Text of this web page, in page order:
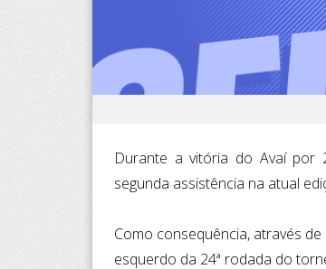
Durante a vitória do Avaí por
segunda assistência na atual
Como consequência, através
esquerdo da 24ª rodada do